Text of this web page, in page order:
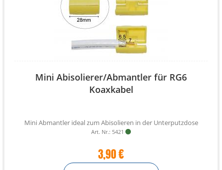
Mini Abisolierer/Abmantler für RG6
Koaxkabel
Mini Abmantler ideal zum Abisolieren in der Unterputzdose
Art. Nr.: 5421
3,90 €